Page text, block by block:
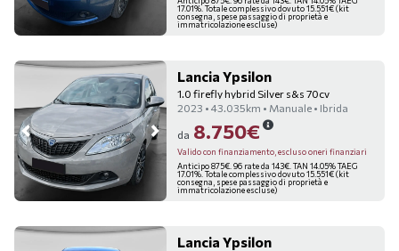
17.01%. Totale complessivo dovuto 15.551€ (kit
consegna, spese passaggio di proprietà e
immatricolazione escluse)
Lancia Ypsilon
1.0 firefly hybrid Silver s&s 70cv
2023 • 43.035km • Manuale • Ibrida
da 8.750€
Valido con finanziamento, escluso oneri finanziari
Anticipo 875€. 96 rate da 143€. TAN 14.05% TAEG
17.01%. Totale complessivo dovuto 15.551€ (kit
consegna, spese passaggio di proprietà e
immatricolazione escluse)
Lancia Ypsilon